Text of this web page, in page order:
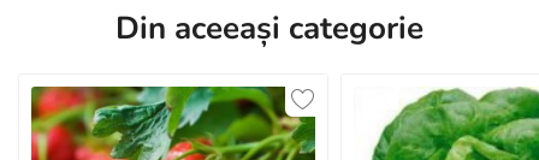
Din aceeași categorie